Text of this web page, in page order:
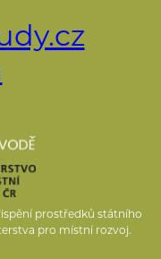
prostředků státního
pro místní rozvoj.